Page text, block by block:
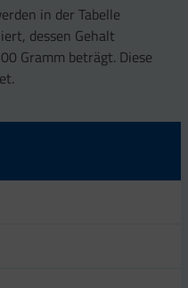
in der Tabelle
dessen Gehalt
Gramm beträgt. Diese